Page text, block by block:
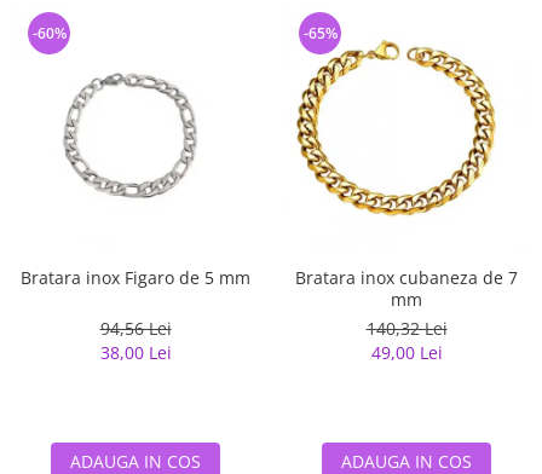
Bratara inox Figaro de 5 mm
94,56 Lei
38,00 Lei
-60%
ADAUGA IN COS
Bratara inox cubaneza de 7
mm
140,32 Lei
49,00 Lei
-65%
ADAUGA IN COS